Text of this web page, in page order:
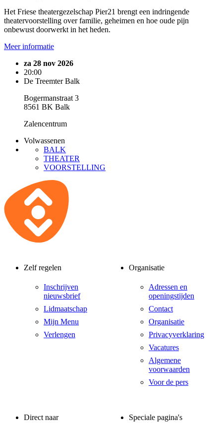
Het Friese theatergezelschap Pier21 brengt een indringende
theatervoorstelling over familie, geheimen en hoe oude pijn
onbewust doorwerkt in het heden.
Meer informatie
za 28 nov 2026
20:00
De Treemter Balk
Bogermanstraat 3
8561 BK Balk
Zalencentrum
Volwassenen
BALK
THEATER
VOORSTELLING
Zelf regelen
Inschrijven
nieuwsbrief
Lidmaatschap
Mijn Menu
Verlengen
Organisatie
Adressen en
openingstijden
Contact
Organisatie
Privacyverklaring
Vacatures
Algemene
voorwaarden
Voor de pers
Direct naar Speciale pagina's